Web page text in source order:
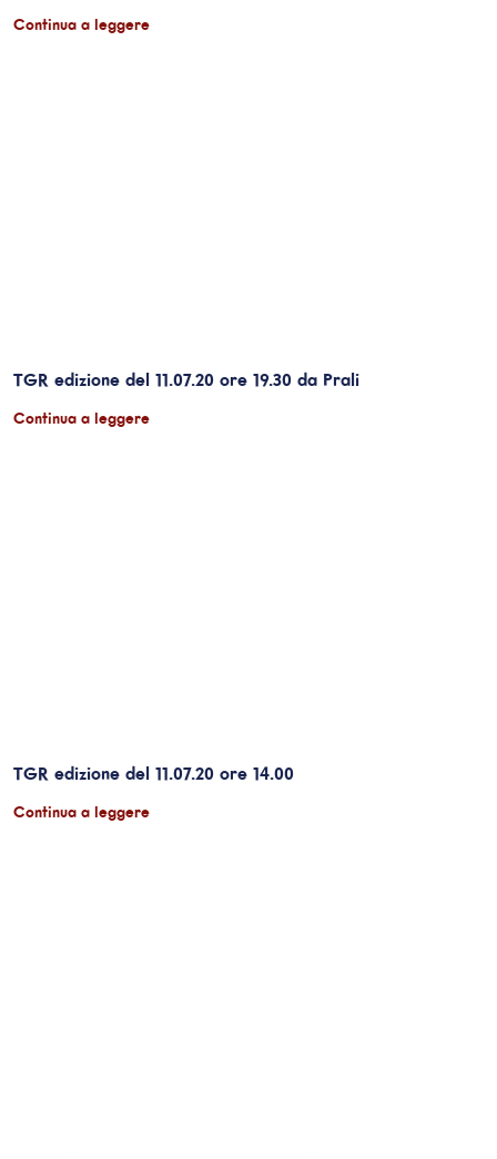
Continua a leggere
TGR edizione del 11.07.20 ore 19.30 da Prali
Continua a leggere
TGR edizione del 11.07.20 ore 14.00
Continua a leggere